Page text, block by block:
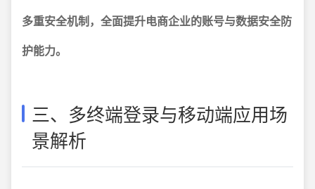
多重安全机制，全面提升电商企业的账号与数据安全防
护能力。
三、多终端登录与移动端应用场
景解析